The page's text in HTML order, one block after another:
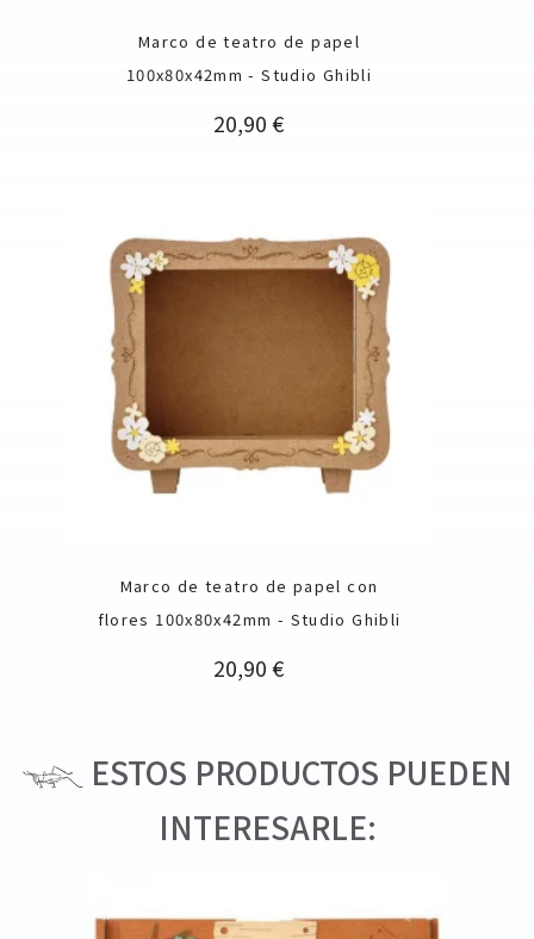
Marco de teatro de papel
100x80x42mm - Studio Ghibli
Precio
20,90 €
Marco de teatro de papel con
flores 100x80x42mm - Studio Ghibli
Precio
20,90 €
ESTOS PRODUCTOS PUEDEN
INTERESARLE: